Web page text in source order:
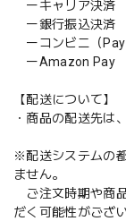
ーキャリア決済
ー銀行振込決済
ーコンビニ（
ーAmazon Pay
【配送について】
・商品の配送先は
※配送システムの
ません。
ご注文時期や商
だく可能性がござ